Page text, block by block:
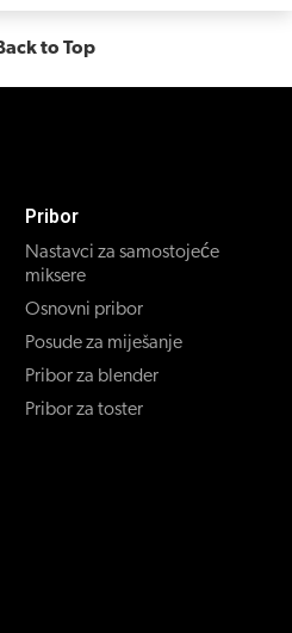
to Top
Pribor
Nastavci za samostojeće
miksere
Osnovni pribor
Posude za miješanje
Pribor za blender
Pribor za toster